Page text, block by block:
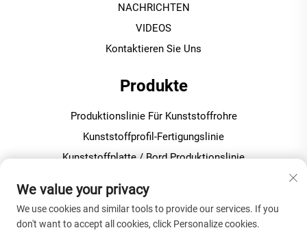
NACHRICHTEN
VIDEOS
Kontaktieren Sie Uns
Produkte
Produktionslinie Für Kunststoffrohre
Kunststoffprofil-Fertigungslinie
Kunststoffplatte / Bord Produktionslinie
ÜBER DAS UNTERNEHMEN
We value your privacy
We use cookies and similar tools to provide our services. If you
don't want to accept all cookies, click Personalize cookies.